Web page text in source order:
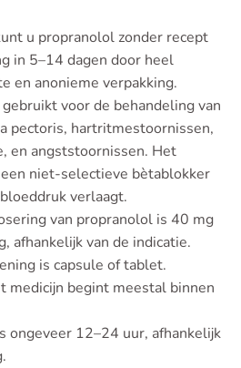
u propranolol zonder recept
in 5–14 dagen door heel
en anonieme verpakking.
voor de behandeling van
pectoris, hartritmestoornissen,
en angststoornissen. Het
niet-selectieve bètablokker
verlaagt.
van propranolol is 40 mg
afhankelijk van de indicatie.
is capsule of tablet.
medicijn begint meestal binnen
ongeveer 12–24 uur, afhankelijk